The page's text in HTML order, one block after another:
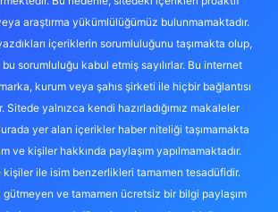
araştırma yükümlülüğümüz bulunmamaktadır.
içeriklerin sorumluluğunu taşımakta olup,
sorumluluğu kabul etmiş sayılırlar. Bu internet
kurum veya şahıs şirketi ile hiçbir bağlantısı
Sitede yalnızca kendi hazırladığımız makaleler
yer alan içerikler haber niteliği taşımamakta
ve kişiler hakkında paylaşım yapılmamaktadır.
ile isim benzerlikleri tamamen tesadüfidir.
gütmeyen ve tamamen ücretsiz bir bilgi paylaşım